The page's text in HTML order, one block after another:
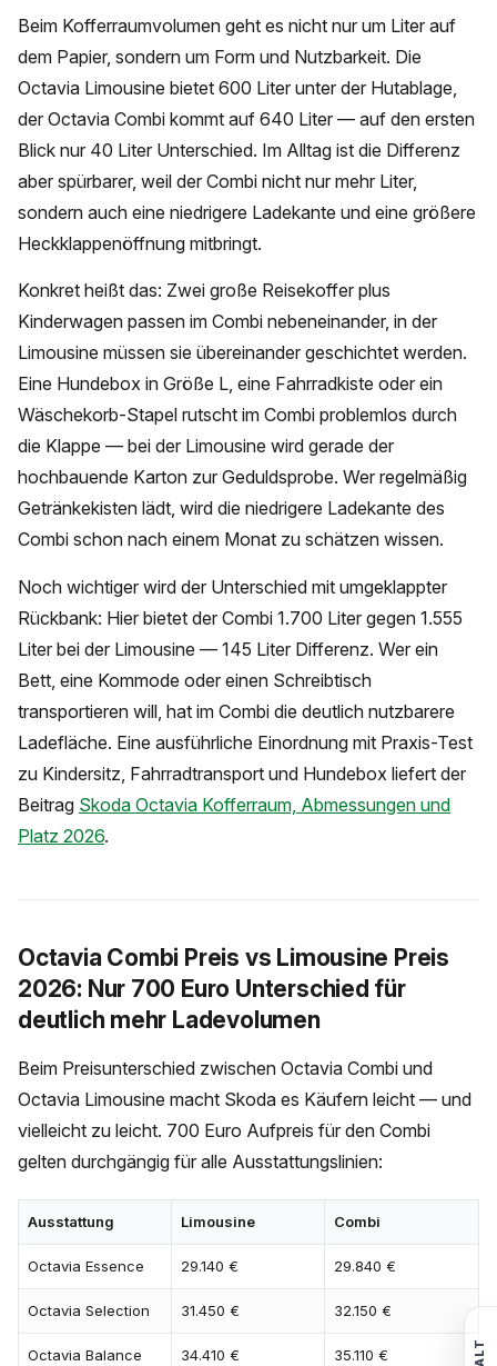
Beim Kofferraumvolumen geht es nicht nur um Liter auf
dem Papier, sondern um Form und Nutzbarkeit. Die
Octavia Limousine bietet 600 Liter unter der Hutablage,
der Octavia Combi kommt auf 640 Liter — auf den ersten
Blick nur 40 Liter Unterschied. Im Alltag ist die Differenz
aber spürbarer, weil der Combi nicht nur mehr Liter,
sondern auch eine niedrigere Ladekante und eine größere
Heckklappenöffnung mitbringt.
Konkret heißt das: Zwei große Reisekoffer plus
Kinderwagen passen im Combi nebeneinander, in der
Limousine müssen sie übereinander geschichtet werden.
Eine Hundebox in Größe L, eine Fahrradkiste oder ein
Wäschekorb-Stapel rutscht im Combi problemlos durch
die Klappe — bei der Limousine wird gerade der
hochbauende Karton zur Geduldsprobe. Wer regelmäßig
Getränkekisten lädt, wird die niedrigere Ladekante des
Combi schon nach einem Monat zu schätzen wissen.
Noch wichtiger wird der Unterschied mit umgeklappter
Rückbank: Hier bietet der Combi 1.700 Liter gegen 1.555
Liter bei der Limousine — 145 Liter Differenz. Wer ein
Bett, eine Kommode oder einen Schreibtisch
transportieren will, hat im Combi die deutlich nutzbarere
Ladefläche. Eine ausführliche Einordnung mit Praxis-Test
zu Kindersitz, Fahrradtransport und Hundebox liefert der
Beitrag Skoda Octavia Kofferraum, Abmessungen und
Platz 2026.
Octavia Combi Preis vs Limousine Preis
2026: Nur 700 Euro Unterschied für
deutlich mehr Ladevolumen
Beim Preisunterschied zwischen Octavia Combi und
Octavia Limousine macht Skoda es Käufern leicht — und
vielleicht zu leicht. 700 Euro Aufpreis für den Combi
gelten durchgängig für alle Ausstattungslinien:
Ausstattung Limousine Combi
Octavia Essence 29.140 € 29.840 €
Octavia Selection 31.450 € 32.150 €
Octavia Balance 34.410 € 35.110 €